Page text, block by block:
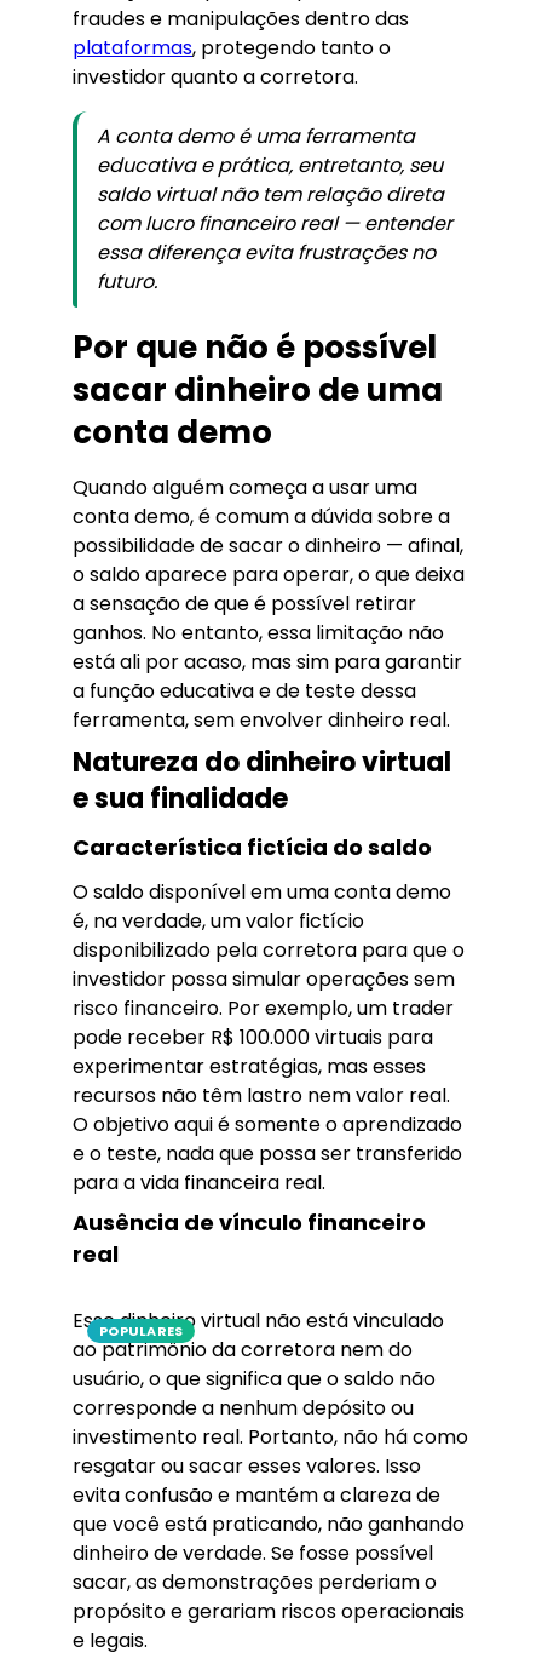
fraudes e manipulações dentro das
plataformas, protegendo tanto o
investidor quanto a corretora.
A conta demo é uma ferramenta
educativa e prática, entretanto, seu
saldo virtual não tem relação direta
com lucro financeiro real — entender
essa diferença evita frustrações no
futuro.
Por que não é possível
sacar dinheiro de uma
conta demo
Quando alguém começa a usar uma
conta demo, é comum a dúvida sobre a
possibilidade de sacar o dinheiro — afinal,
o saldo aparece para operar, o que deixa
a sensação de que é possível retirar
ganhos. No entanto, essa limitação não
está ali por acaso, mas sim para garantir
a função educativa e de teste dessa
ferramenta, sem envolver dinheiro real.
Natureza do dinheiro virtual
e sua finalidade
Característica fictícia do saldo
O saldo disponível em uma conta demo
é, na verdade, um valor fictício
disponibilizado pela corretora para que o
investidor possa simular operações sem
risco financeiro. Por exemplo, um trader
pode receber R$ 100.000 virtuais para
experimentar estratégias, mas esses
recursos não têm lastro nem valor real.
O objetivo aqui é somente o aprendizado
e o teste, nada que possa ser transferido
para a vida financeira real.
Ausência de vínculo financeiro
real
POPULARES
Esse dinheiro virtual não está vinculado
ao patrimônio da corretora nem do
usuário, o que significa que o saldo não
corresponde a nenhum depósito ou
investimento real. Portanto, não há como
resgatar ou sacar esses valores. Isso
evita confusão e mantém a clareza de
que você está praticando, não ganhando
dinheiro de verdade. Se fosse possível
sacar, as demonstrações perderiam o
propósito e gerariam riscos operacionais
e legais.